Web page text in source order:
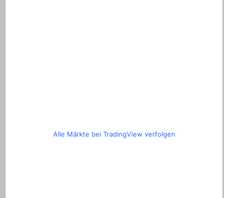
Alle Märkte bei TradingView verfolgen